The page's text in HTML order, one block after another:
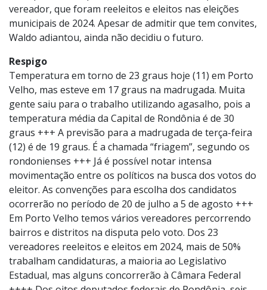
vereador, que foram reeleitos e eleitos nas eleições
municipais de 2024. Apesar de admitir que tem convites,
Waldo adiantou, ainda não decidiu o futuro.
Respigo
Temperatura em torno de 23 graus hoje (11) em Porto
Velho, mas esteve em 17 graus na madrugada. Muita
gente saiu para o trabalho utilizando agasalho, pois a
temperatura média da Capital de Rondônia é de 30
graus +++ A previsão para a madrugada de terça-feira
(12) é de 19 graus. É a chamada “friagem”, segundo os
rondonienses +++ Já é possível notar intensa
movimentação entre os políticos na busca dos votos do
eleitor. As convenções para escolha dos candidatos
ocorrerão no período de 20 de julho a 5 de agosto +++
Em Porto Velho temos vários vereadores percorrendo
bairros e distritos na disputa pelo voto. Dos 23
vereadores reeleitos e eleitos em 2024, mais de 50%
trabalham candidaturas, a maioria ao Legislativo
Estadual, mas alguns concorrerão à Câmara Federal